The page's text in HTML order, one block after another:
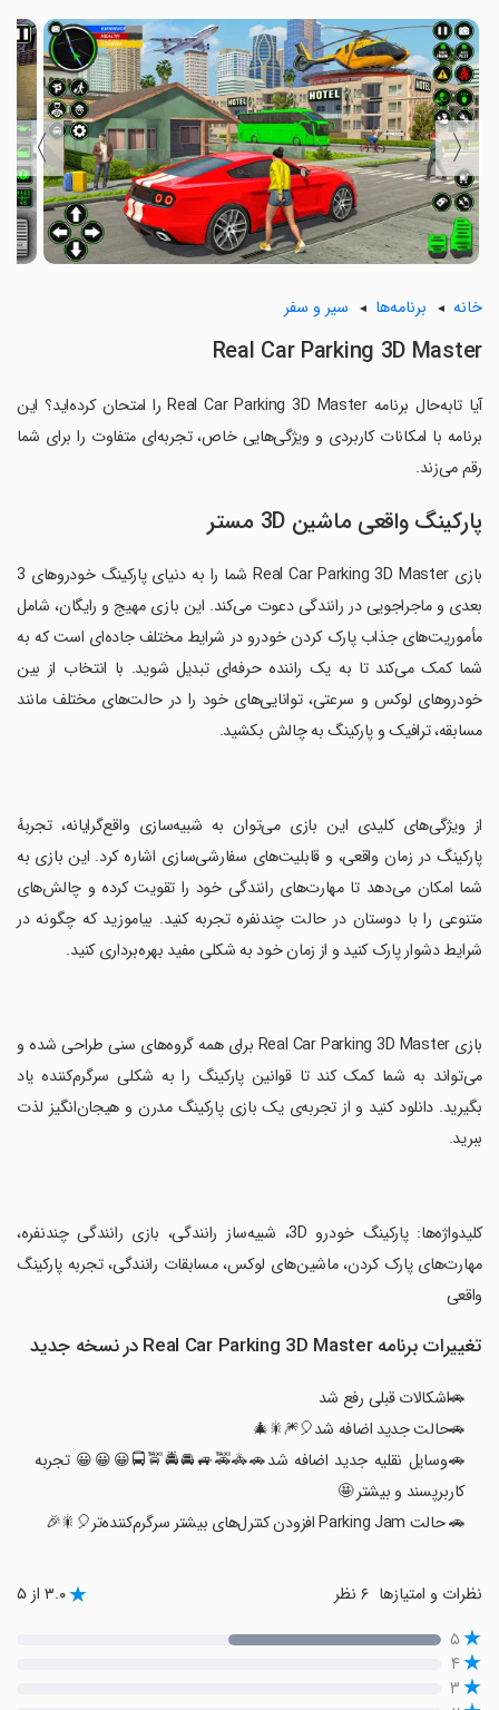
〈
〉
خانه برنامه‌ها سیر و سفر
Real Car Parking 3D Master
آیا تابه‌حال برنامه Real Car Parking 3D Master را امتحان کرده‌اید؟ این
برنامه با امکانات کاربردی و ویژگی‌هایی خاص، تجربه‌ای متفاوت را برای شما
رقم می‌زند.
پارکینگ واقعی ماشین 3D مستر
بازی Real Car Parking 3D Master شما را به دنیای پارکینگ خودروهای 3
بعدی و ماجراجویی در رانندگی دعوت می‌کند. این بازی مهیج و رایگان، شامل
مأموریت‌های جذاب پارک کردن خودرو در شرایط مختلف جاده‌ای است که به
شما کمک می‌کند تا به یک راننده حرفه‌ای تبدیل شوید. با انتخاب از بین
خودروهای لوکس و سرعتی، توانایی‌های خود را در حالت‌های مختلف مانند
مسابقه، ترافیک و پارکینگ به چالش بکشید.
‏از ویژگی‌های کلیدی این بازی می‌توان به شبیه‌سازی واقع‌گرایانه، تجربهٔ
پارکینگ در زمان واقعی، و قابلیت‌های سفارشی‌سازی اشاره کرد. این بازی به
شما امکان می‌دهد تا مهارت‌های رانندگی خود را تقویت کرده و چالش‌های
متنوعی را با دوستان در حالت چندنفره تجربه کنید. بیاموزید که چگونه در
شرایط دشوار پارک کنید و از زمان خود به شکلی مفید بهره‌برداری کنید.
‏بازی Real Car Parking 3D Master برای همه گروه‌های سنی طراحی شده و
می‌تواند به شما کمک کند تا قوانین پارکینگ را به شکلی سرگرم‌کننده یاد
بگیرید. دانلود کنید و از تجربه‌ی یک بازی پارکینگ مدرن و هیجان‌انگیز لذت
ببرید.
‏کلیدواژه‌ها: پارکینگ خودرو 3D، شبیه‌ساز رانندگی، بازی رانندگی چندنفره،
مهارت‌های پارک کردن، ماشین‌های لوکس، مسابقات رانندگی، تجربه پارکینگ
واقعی
تغییرات برنامه Real Car Parking 3D Master در نسخه جدید
🚗اشکالات قبلی رفع شد
🚗حالت جدید اضافه شد🎈🎆🎇🎄
🚗وسایل نقلیه جدید اضافه شد🚗🚓🚕🚙🚘🚔🚖🚍😀😀😀 تجربه
کاربرپسند و بیشتر 🤩
🚗 حالت Parking Jam افزودن کنترل‌های بیشتر سرگرم‌کننده‌تر🎈🎇🎉
نظرات و امتیازها ۳.۰ از ۵
۵
۴
۳